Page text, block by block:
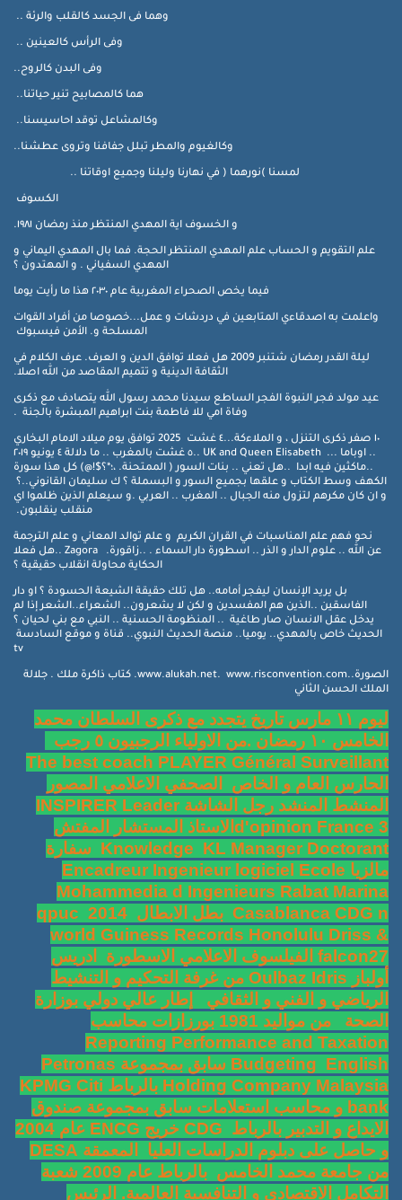
وهما فى الجسد كالقلب والرئة ..
وفى الرأس كالعينين ..
وفى البدن كالروح..
هما كالمصابيح تنير حياتنا..
وكالمشاعل توقد احاسيسنا..
وكالغيوم والمطر تبلل جفافنا وتروى عطشنا..
لمسنا )نورهما ( في نهارنا وليلنا وجميع اوقاتنا ..
الكسوف
و الخسوف اية المهدي المنتظر منذ رمضان ١٩٨١.
علم التقويم و الحساب علم المهدي المنتظر الحجة. فما بال المهدي اليماني و
المهدي السفياني . و المهتدون ؟
فيما يخص الصحراء المغربية عام ٢٠٣٠ هذا ما رأيت يوما
واعلمت به اصدقاءي المتابعين في دردشات و عمل...خصوصا من أفراد القوات
المسلحة و. الأمن فيسبوك
ليلة القدر رمضان شتنبر 2009 هل فعلا توافق الدين و العرف. عرف الكلام في
الثقافة الدينية و تتميم المقاصد من الله اصلا.
عيد مولد فجر النبوة الفجر الساطع سيدنا محمد رسول الله يتصادف مع ذكرى
وفاة امي للا فاطمة بنت ابراهيم المبشرة بالجنة .
١٠ صفر ذكرى التنزل ، و الملاءكة...٤ غشت 2025 توافق يوم ميلاد الامام البخاري
.. اوباما ... UK and Queen Elisabeth ..٥ غشت بالمغرب .. ما دلالة ٤ يونيو ٢٠١٩
..ماكثين فيه ابدا ..هل تعني .. بنات السور ( الممتحنة. ،؛*؟$!@) كل هذا سورة
الكهف وسط الكتاب و علقها بجميع السور و البسملة ؟ ك سليمان القانوني..؟
و ان كان مكرهم لتزول منه الجبال .. المغرب .. العربي .و سيعلم الذين ظلموا اي
منقلب ينقلبون.
نحو فهم علم المناسبات في القران الكريم و علم توالد المعاني و علم الترجمة
عن الله .. علوم الدار و الذر .. اسطورة دار السماء . ..زاقورة. Zagora ..هل فعلا
الحكاية محاولة انقلاب حقيقية ؟
بل يريد الإنسان ليفجر أمامه.. هل تلك حقيقة الشيعة الحسودة ؟ او دار
الفاسقين ..الذين هم المفسدين و لكن لا يشعرون.. الشعراء..الشعر إذا لم
يدخل عقل الانسان صار طاغية .. المنظومة الحسنية .. النبي مع بني لحيان ؟
الحديث خاص بالمهدي.. يوميا.. منصة الحديث النبوي.. قناة و موقع السادسة
tv
الصورة..www.alukah.net. www.risconvention.com. كتاب ذاكرة ملك . جلالة
الملك الحسن الثاني
ليوم ١١ مارس تاريخ يتجدد مع ذكرى السلطان محمد
الخامس ١٠ رمضان .من الاولياء الرجبيون ٥ رجب
The best coach PLAYER Général Surveillant
الحارس العام و الخاص الصحفي الاعلامي المصور
المنشط المنشد رجل الشاشة INSPIRER Leader
d'opinion France 3الاستاذ المستشار المفتش
Knowledge KL Manager Doctorant سفارة
مالزيا Encadreur Ingenieur logiciel Ecole
Mohammedia d Ingenieurs Rabat Marina
Casablanca CDG n بطل الابطال qpuc 2014
world Guiness Records Honolulu Driss &
falcon27 الفيلسوف الاعلامي الاسطورة ادريس
أولباز Oulbaz Idris من غرفة التحكيم و التنشيط
الرياضي و الفني و الثقافي إطار عالي دولي بوزارة
الصحة من مواليد 1981 بورزازات محاسب
Reporting Performance and Taxation
Budgeting English سابق بمجموعة Petronas
Holding Company Malaysia بالرباط KPMG Citi
bank و محاسب استعلامات سابق بمجموعة صندوق
الايداع و التدبير بالرباط CDG خريج ENCG عام 2004
و حاصل على دبلوم الدراسات العليا المعمقة DESA
من جامعة محمد الخامس بالرباط عام 2009 شعبة
التكامل الاقتصادي و التنافسية العالمية. الرئيس